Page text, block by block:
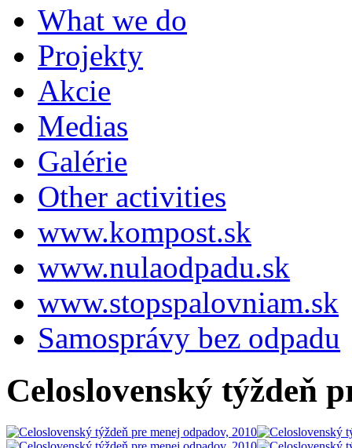
What we do
Projekty
Akcie
Medias
Galérie
Other activities
www.kompost.sk
www.nulaodpadu.sk
www.stopspalovniam.sk
Samosprávy bez odpadu
Celoslovenský týždeň